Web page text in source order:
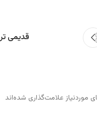
قدیمی تر
موردنیاز علامت‌گذاری شده‌اند